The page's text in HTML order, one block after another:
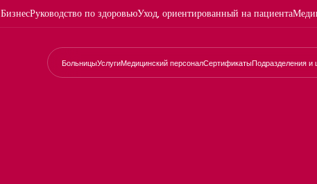
БизнесРуководство по здоровьюУход, ориентированный на пациента
БольницыУслугиМедицинский персоналСертификатыПодразделения и